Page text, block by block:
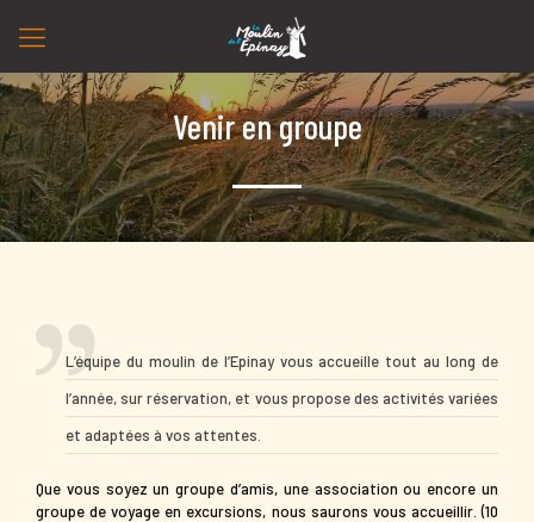
Venir en groupe
L’équipe du moulin de l’Epinay vous accueille tout au long de
l’année, sur réservation, et vous propose des activités variées
et adaptées à vos attentes.
Que vous soyez un groupe d’amis, une association ou encore un
groupe de voyage en excursions, nous saurons vous accueillir. (10